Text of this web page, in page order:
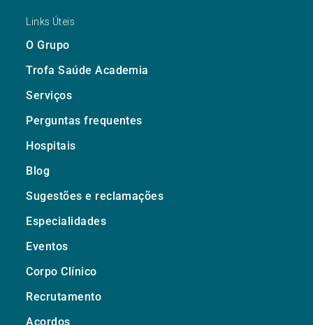
Links Úteis
O Grupo
Trofa Saúde Academia
Serviços
Perguntas frequentes
Hospitais
Blog
Sugestões e reclamações
Especialidades
Eventos
Corpo Clínico
Recrutamento
Acordos